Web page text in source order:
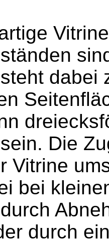
dabei
Die
Vitrine
bei
durch